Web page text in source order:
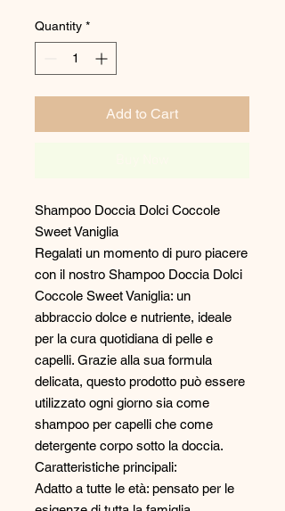
Quantity *
Add to Cart
Shampoo Doccia Dolci Coccole
Sweet Vaniglia
Regalati un momento di puro piacere
con il nostro Shampoo Doccia Dolci
Coccole Sweet Vaniglia: un
abbraccio dolce e nutriente, ideale
per la cura quotidiana di pelle e
capelli. Grazie alla sua formula
delicata, questo prodotto può essere
utilizzato ogni giorno sia come
shampoo per capelli che come
detergente corpo sotto la doccia.
Caratteristiche principali:
Adatto a tutte le età: pensato per le